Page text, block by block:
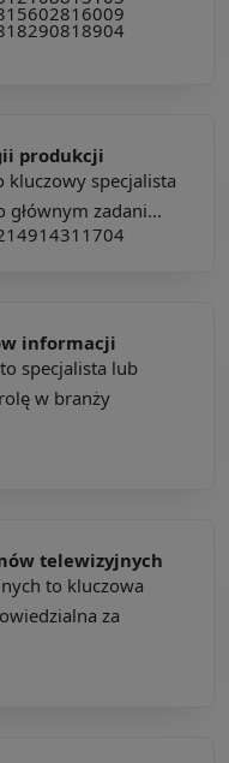
816009
818904
produkcji
specjalista
głównym zadani...
311704
informacji
specjalista lub
w branży
telewizyjnych
to kluczowa
za